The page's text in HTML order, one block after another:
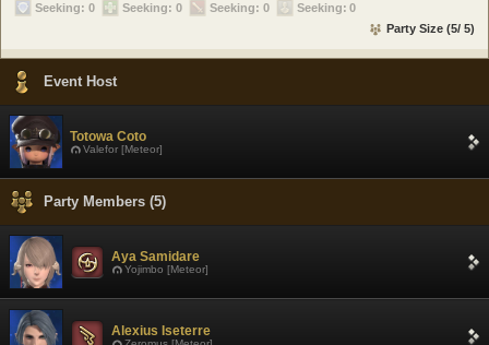
Seeking: 0 Seeking: 0 Seeking: 0
Seeking: 0
Party Size (5/ 5)
Event Host
Totowa Coto
Valefor [Meteor]
Party Members (5)
Aya Samidare
Yojimbo [Meteor]
Alexius Iseterre